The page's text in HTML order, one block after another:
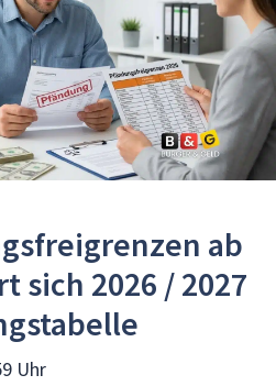
ab
sich 2026 / 2027
Uhr